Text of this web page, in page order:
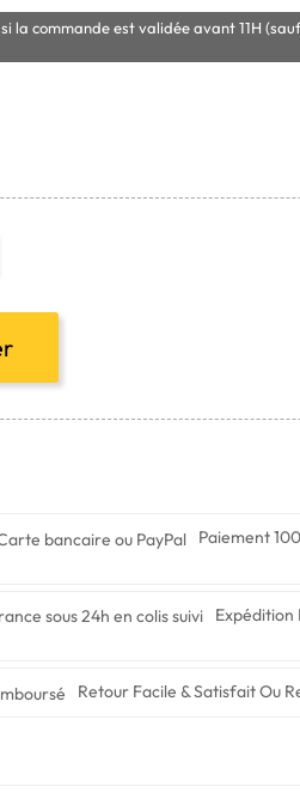
la commande est validée avant 11H
Paiement
Expédition
Retour Facile & Satisfait Ou